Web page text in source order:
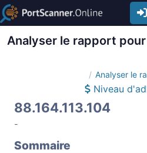
Analyser le rapport pour
Analyser le
Niveau
88.164.113.104
-
Sommaire